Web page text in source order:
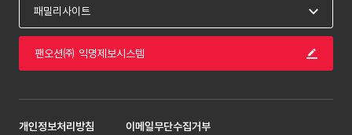
팬오션㈜ 익명제보시스템
개인정보처리방침 이메일무단수집거부